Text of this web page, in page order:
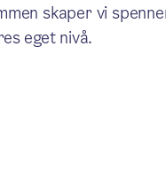
skaper vi
eget nivå.